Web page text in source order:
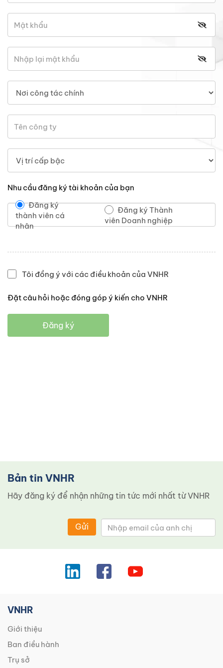
Nhu cầu đăng ký tài khoản của bạn
Đăng ký
thành viên cá
nhân
Đăng ký Thành
viên Doanh nghiệp
Tôi đồng ý với các điều khoản của VNHR
Đặt câu hỏi hoặc đóng góp ý kiến cho VNHR
Đăng ký
Bản tin VNHR
Hãy đăng ký để nhận những tin tức mới nhất từ ​​VNHR
Gửi
VNHR
Giới thiệu
Ban điều hành
Trụ sở